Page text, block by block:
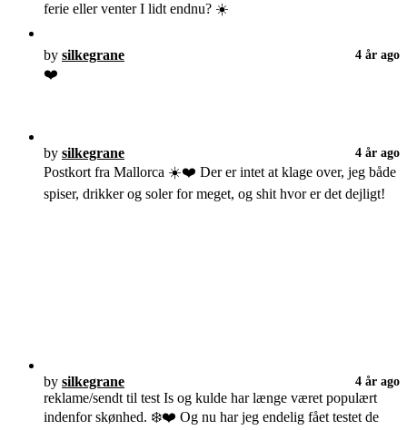
ferie eller venter I lidt endnu? ☀️
by silkegrane 4 år ago
❤️
by silkegrane 4 år ago
Postkort fra Mallorca ☀️❤️ Der er intet at klage over, jeg både
spiser, drikker og soler for meget, og shit hvor er det dejligt!
by silkegrane 4 år ago
reklame/sendt til test Is og kulde har længe været populært
indenfor skønhed. ❄️❤️ Og nu har jeg endelig fået testet de